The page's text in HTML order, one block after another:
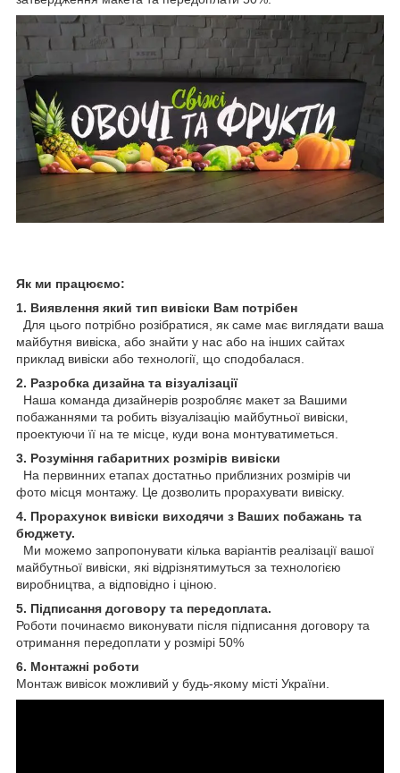
Як ми працюємо:
1. Виявлення який тип вивіски Вам потрібен
Для цього потрібно розібратися, як саме має виглядати ваша
майбутня вивіска, або знайти у нас або на інших сайтах
приклад вивіски або технології, що сподобалася.
2. Разробка дизайна та візуалізації
Наша команда дизайнерів розробляє макет за Вашими
побажаннями та робить візуалізацію майбутньої вивіски,
проектуючи її на те місце, куди вона монтуватиметься.
3. Розуміння габаритних розмірів вивіски
На первинних етапах достатньо приблизних розмірів чи
фото місця монтажу. Це дозволить прорахувати вивіску.
4. Прорахунок вивіски виходячи з Ваших побажань та
бюджету.
Ми можемо запропонувати кілька варіантів реалізації вашої
майбутньої вивіски, які відрізнятимуться за технологією
виробництва, а відповідно і ціною.
5. Підписання договору та передоплата.
Роботи починаємо виконувати після підписання договору та
отримання передоплати у розмірі 50%
6. Монтажні роботи
Монтаж вивісок можливий у будь-якому місті України.